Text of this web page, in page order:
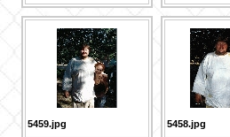
5459.jpg 5458.jpg